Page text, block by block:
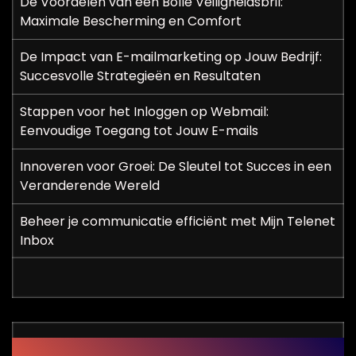
Maximale Bescherming en Comfort
De Impact van E-mailmarketing op Jouw Bedrijf:
Succesvolle Strategieën en Resultaten
Stappen voor het Inloggen op Webmail:
Eenvoudige Toegang tot Jouw E-mails
Innoveren voor Groei: De Sleutel tot Succes in een
Veranderende Wereld
Beheer je communicatie efficiënt met Mijn Telenet
Inbox